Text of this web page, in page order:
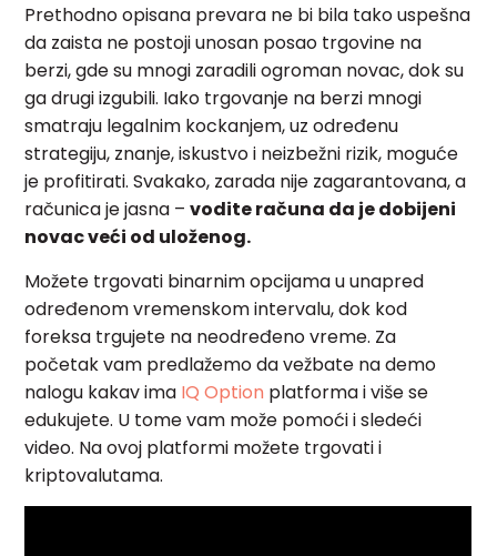
Prethodno opisana prevara ne bi bila tako uspešna
da zaista ne postoji unosan posao trgovine na
berzi, gde su mnogi zaradili ogroman novac, dok su
ga drugi izgubili. Iako trgovanje na berzi mnogi
smatraju legalnim kockanjem, uz određenu
strategiju, znanje, iskustvo i neizbežni rizik, moguće
je profitirati. Svakako, zarada nije zagarantovana, a
računica je jasna – vodite računa da je dobijeni
novac veći od uloženog.
Možete trgovati binarnim opcijama u unapred
određenom vremenskom intervalu, dok kod
foreksa trgujete na neodređeno vreme. Za
početak vam predlažemo da vežbate na demo
nalogu kakav ima IQ Option platforma i više se
edukujete. U tome vam može pomoći i sledeći
video. Na ovoj platformi možete trgovati i
kriptovalutama.